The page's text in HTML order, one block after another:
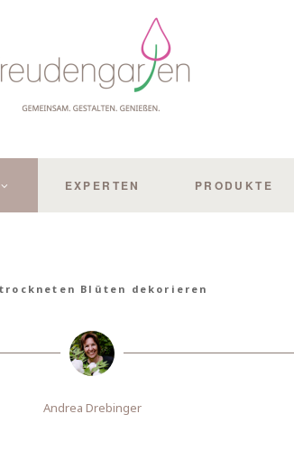
EXPERTEN PRODUKTE
Blüten dekorieren
Andrea Drebinger